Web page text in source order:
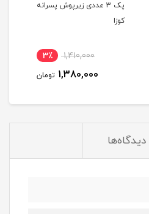
پک 3 عددی زیرپوش پسرانه
کوزا
1,410,000 3٪
1,380,000 تومان
دیدگاه‌ها